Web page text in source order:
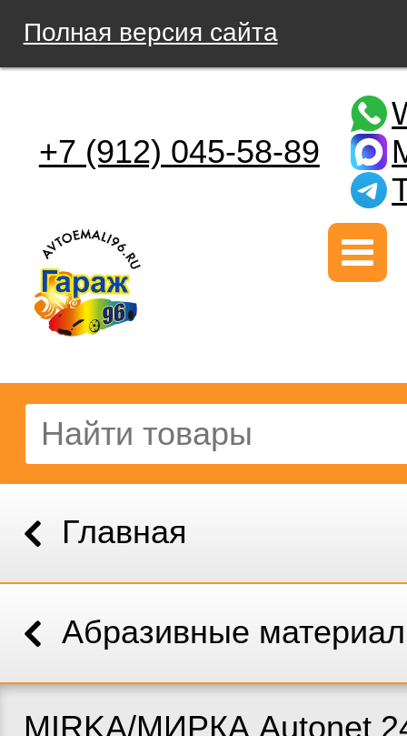
Полная версия сайта
+7 (912) 045-58-89
Главная
Абразивные
MIRKA/МИРКА Autonet